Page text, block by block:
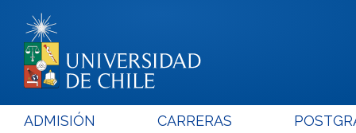
ADMISIÓN CARRERAS